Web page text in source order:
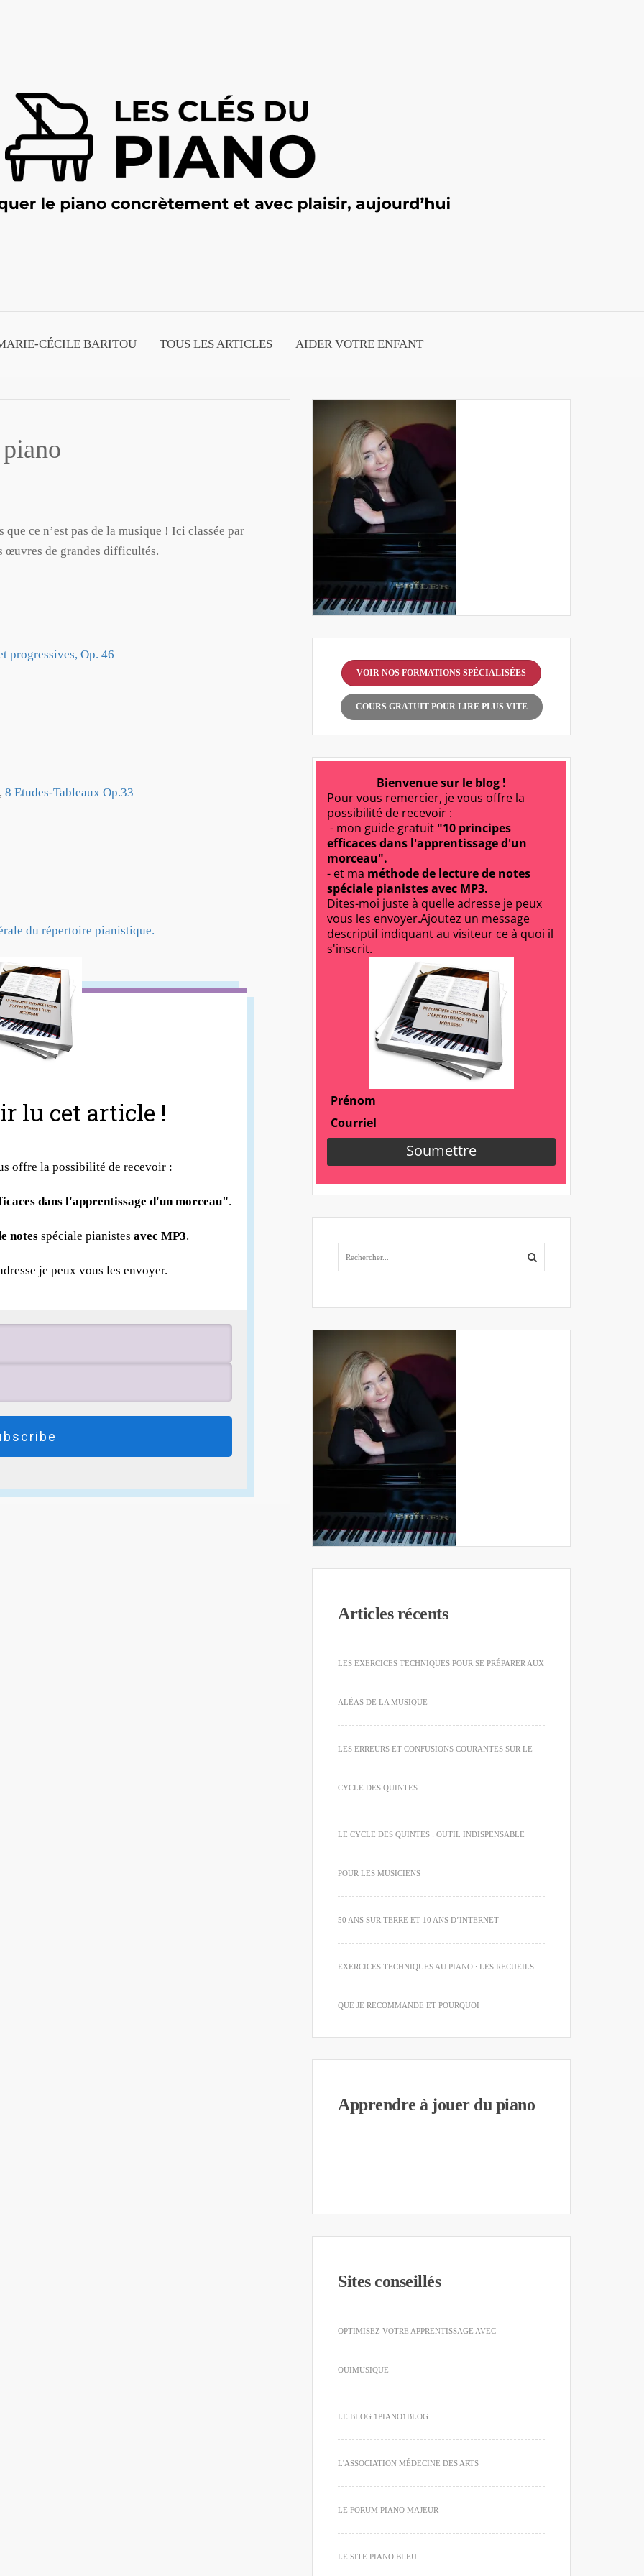
CÉCILE BARITOU TOUS LES ARTICLES AIDER VOTRE ENFANT
que ce n’est pas de la musique ! Ici classée par
œuvres de grandes difficultés.
progressives, Op. 46
, 8 Etudes-Tableaux Op.33
du répertoire pianistique.
lu cet article !
offre la possibilité de recevoir :
dans l'apprentissage d'un morceau".
notes spéciale pianistes avec MP3.
je peux vous les envoyer.
VOIR NOS FORMATIONS SPÉCIALISÉES
COURS GRATUIT POUR LIRE PLUS VITE
Articles récents
LES EXERCICES TECHNIQUES POUR SE PRÉPARER AUX
ALÉAS DE LA MUSIQUE
LES ERREURS ET CONFUSIONS COURANTES SUR LE
CYCLE DES QUINTES
LE CYCLE DES QUINTES : OUTIL INDISPENSABLE
POUR LES MUSICIENS
50 ANS SUR TERRE ET 10 ANS D’INTERNET
EXERCICES TECHNIQUES AU PIANO : LES RECUEILS
QUE JE RECOMMANDE ET POURQUOI
Apprendre à jouer du piano
Sites conseillés
OPTIMISEZ VOTRE APPRENTISSAGE AVEC
OUIMUSIQUE
LE BLOG 1PIANO1BLOG
L'ASSOCIATION MÉDECINE DES ARTS
LE FORUM PIANO MAJEUR
LE SITE PIANO BLEU